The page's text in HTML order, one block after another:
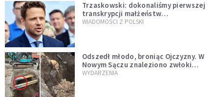
Trzaskowski: dokonaliśmy pierwszej
transkrypcji małżeństw
jednopłciowych. “Tak jak
WIADOMOŚCI Z POLSKI
Odszedł młodo, broniąc Ojczyzny. W
Nowym Sączu znaleziono zwłoki
mężczyzny z czasów potopu
WYDARZENIA